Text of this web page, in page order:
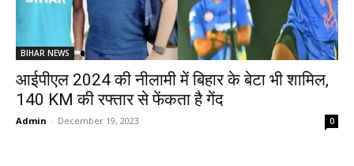
BIHAR NEWS
आईपीएल 2024 की नीलामी में बिहार के बेटा भी शामिल,
140 KM की रफ्तार से फेंकता है गेंद
Admin - December 19, 2023 0